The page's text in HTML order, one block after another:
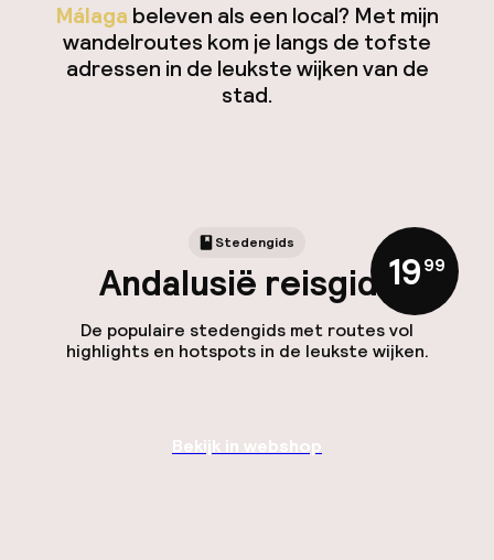
Málagabeleven als een local? Met mijn
wandelroutes kom je langs de tofste
adressen in de leukste wijken van de
stad.
Stedengids
Andalusië reisgids
De populaire stedengids met routes vol
highlights en hotspots in de leukste wijken.
19,99
Bekijk in webshop